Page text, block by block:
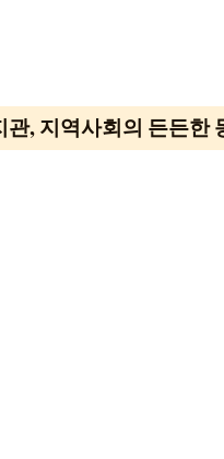
, 지역사회의 든든한